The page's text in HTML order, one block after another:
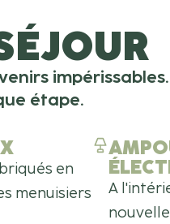
impérissables.
étape.
en
menuisiers
A